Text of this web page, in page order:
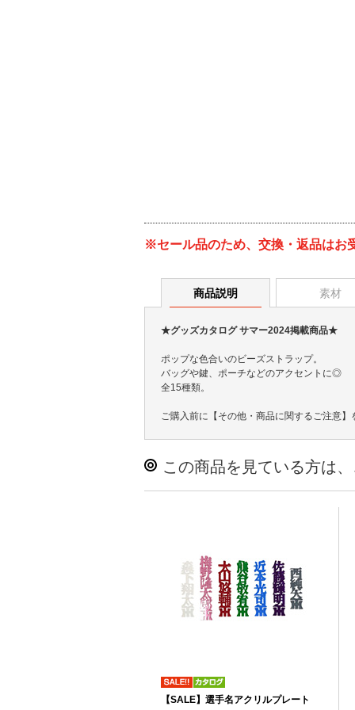
※セール品のため、交換・返品はお
商品説明 素材
★グッズカタログ サマー2024掲載商品★
ポップな色合いのビーズストラップ。
バッグや鍵、ポーチなどのアクセントに◎
全15種類。
ご購入前に【その他・商品に関するご注意
この商品を見ている方は
【SALE】選手名アクリルプレート